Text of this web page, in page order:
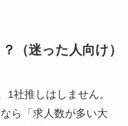
（迷った人向け）
1社推しはしません。
ら「求人数が多い大